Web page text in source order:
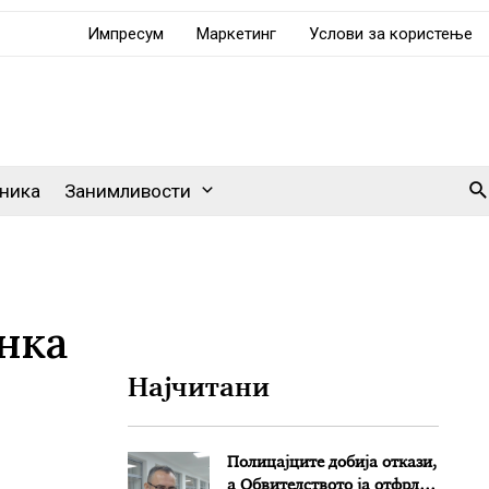
Импресум Маркетинг Услови за користење
Занимливости
Најчитани
Полицајците добија откази,
а Обвителството ја отфрли